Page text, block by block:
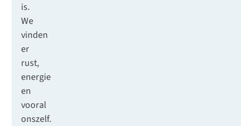
is.
We
vinden
er
rust,
energie
en
vooral
onszelf.